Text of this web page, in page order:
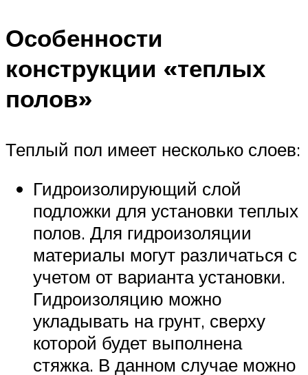
Особенности
конструкции «теплых
полов»
Теплый пол имеет несколько слоев:
Гидроизолирующий слой
подложки для установки теплых
полов. Для гидроизоляции
материалы могут различаться с
учетом от варианта установки.
Гидроизоляцию можно
укладывать на грунт, сверху
которой будет выполнена
стяжка. В данном случае можно